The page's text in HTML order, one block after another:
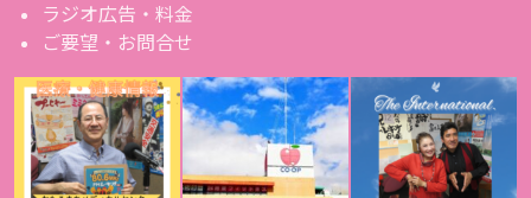
ラジオ広告・料金
ご要望・お問合せ